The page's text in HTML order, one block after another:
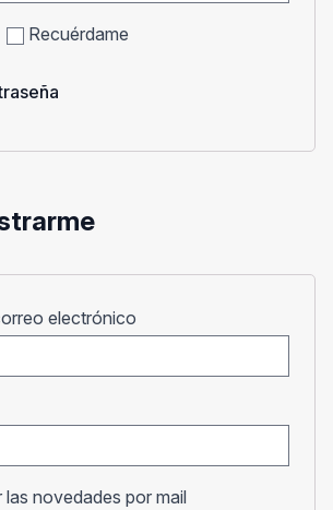
Recuérdame
electrónico
las novedades por mail